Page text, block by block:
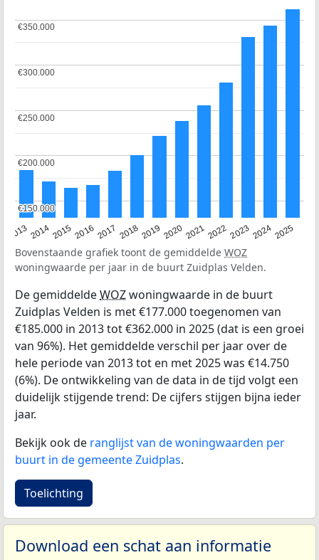
20132014201520162017 20182019 202020212022202320242025
€150.000
€150.000
€200.000
€200.000
€250.000
€250.000
€300.000
€300.000
€350.000
€350.000
Bovenstaande grafiek toont de gemiddelde WOZ
woningwaarde per jaar in de buurt Zuidplas Velden.
De gemiddeldeWOZwoningwaarde in de buurt
Zuidplas Velden is met €177.000 toegenomen van
€185.000 in 2013 tot €362.000 in 2025 (dat is een groei
van 96%). Het gemiddelde verschil per jaar over de
hele periode van 2013 tot en met 2025 was €14.750
(6%). De ontwikkeling van de data in de tijd volgt een
duidelijk stijgende trend: De cijfers stijgen bijna ieder
jaar.
Bekijk ook de ranglijst van de woningwaarden per
buurt in de gemeente Zuidplas.
Toelichting
Download een schat aan informatie